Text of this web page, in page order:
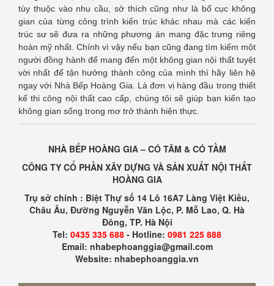
tùy thuộc vào nhu cầu, sở thích cũng như là bố cục không
gian của từng công trình kiến trúc khác nhau mà các kiến
trúc sư sẽ đưa ra những phương án mang đặc trưng riêng
hoàn mỹ nhất. Chính vì vậy nếu bạn cũng đang tìm kiếm một
người đồng hành để mang đến một không gian nội thất tuyệt
vời nhất để tận hưởng thành công của mình thì hãy liên hệ
ngay với Nhà Bếp Hoàng Gia. Là đơn vị hàng đầu trong thiết
kế thi công nội thất cao cấp, chúng tôi sẽ giúp bạn kiến tạo
không gian sống trong mơ trở thành hiện thực.
NHÀ BẾP HOÀNG GIA – CÓ TÂM & CÓ TẦM
CÔNG TY CỔ PHẦN XÂY DỰNG VÀ SẢN XUẤT NỘI THẤT
HOÀNG GIA
Trụ sở chính : Biệt Thự số 14 Lô 16A7 Làng Việt Kiều,
Châu Âu, Đường Nguyễn Văn Lộc, P. Mỗ Lao, Q. Hà
Đông, TP. Hà Nội
Tel: 0435 335 688 - Hotline: 0981 225 888
Email: nhabephoanggia@gmail.com
Website: nhabephoanggia.vn